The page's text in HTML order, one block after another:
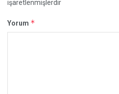
işaretlenmişlerdir
Yorum *